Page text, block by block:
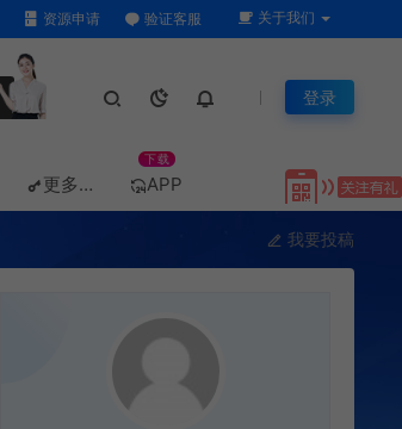
资源申请 验证客服 关于我们
登录
更多… APP
下载
我要投稿